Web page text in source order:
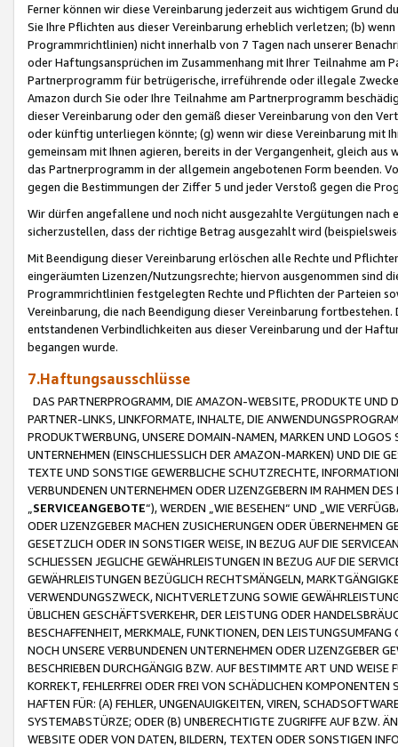
Ferner können wir diese Vereinbarung jederzeit aus wichtigem Grund
Sie Ihre Pflichten aus dieser Vereinbarung erheblich verletzen; (b)
Programmrichtlinien) nicht innerhalb von 7 Tagen nach unserer
oder Haftungsansprüchen im Zusammenhang mit Ihrer Teilnahme am
Partnerprogramm für betrügerische, irreführende oder illegale
Amazon durch Sie oder Ihre Teilnahme am Partnerprogramm
dieser Vereinbarung oder den gemäß dieser Vereinbarung von den
oder künftig unterliegen könnte; (g) wenn wir diese Vereinbarung mit
gemeinsam mit Ihnen agieren, bereits in der Vergangenheit, gleich
das Partnerprogramm in der allgemein angebotenen Form beenden.
gegen die Bestimmungen der Ziffer 5 und jeder Verstoß gegen die
Wir dürfen angefallene und noch nicht ausgezahlte Vergütungen
sicherzustellen, dass der richtige Betrag ausgezahlt wird
Mit Beendigung dieser Vereinbarung erlöschen alle Rechte und
eingeräumten Lizenzen/Nutzungsrechte; hiervon ausgenommen sind
Programmrichtlinien festgelegten Rechte und Pflichten der Parteien
Vereinbarung, die nach Beendigung dieser Vereinbarung
entstandenen Verbindlichkeiten aus dieser Vereinbarung und der
begangen wurde.
7.Haftungsausschlüsse
DAS PARTNERPROGRAMM, DIE AMAZON-WEBSITE, PRODUKTE UND
PARTNER-LINKS, LINKFORMATE, INHALTE, DIE
PRODUKTWERBUNG, UNSERE DOMAIN-NAMEN, MARKEN UND
UNTERNEHMEN (EINSCHLIESSLICH DER AMAZON-MARKEN) UND DIE
TEXTE UND SONSTIGE GEWERBLICHE SCHUTZRECHTE,
VERBUNDENEN UNTERNEHMEN ODER LIZENZGEBERN IM RAHMEN
SERVICEANGEBOTE“), WERDEN „WIE BESEHEN“ UND „WIE
ODER LIZENZGEBER MACHEN ZUSICHERUNGEN ODER ÜBERNEHMEN
GESETZLICH ODER IN SONSTIGER WEISE, IN BEZUG AUF DIE
SCHLIESSEN JEGLICHE GEWÄHRLEISTUNGEN IN BEZUG AUF DIE
GEWÄHRLEISTUNGEN BEZÜGLICH RECHTSMÄNGELN,
VERWENDUNGSZWECK, NICHTVERLETZUNG SOWIE
ÜBLICHEN GESCHÄFTSVERKEHR, DER LEISTUNG ODER
BESCHAFFENHEIT, MERKMALE, FUNKTIONEN, DEN
NOCH UNSERE VERBUNDENEN UNTERNEHMEN ODER LIZENZGEBER
BESCHRIEBEN DURCHGÄNGIG BZW. AUF BESTIMMTE ART UND
KORREKT, FEHLERFREI ODER FREI VON SCHÄDLICHEN
HAFTEN FÜR: (A) FEHLER, UNGENAUIGKEITEN, VIREN,
SYSTEMABSTÜRZE; ODER (B) UNBERECHTIGTE ZUGRIFFE AUF BZW.
WEBSITE ODER VON DATEN, BILDERN, TEXTEN ODER SONSTIGEN